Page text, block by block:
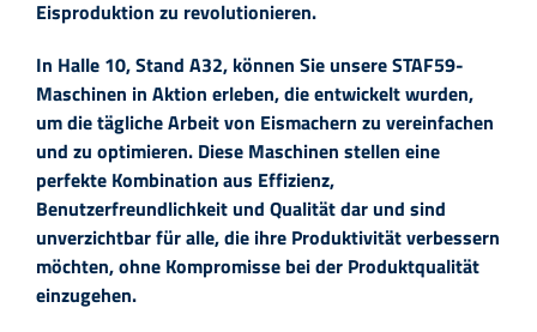
Eisproduktion zu revolutionieren.
In Halle 10, Stand A32, können Sie unsere STAF59-
Maschinen in Aktion erleben, die entwickelt wurden,
um die tägliche Arbeit von Eismachern zu vereinfachen
und zu optimieren. Diese Maschinen stellen eine
perfekte Kombination aus Effizienz,
Benutzerfreundlichkeit und Qualität dar und sind
unverzichtbar für alle, die ihre Produktivität verbessern
möchten, ohne Kompromisse bei der Produktqualität
einzugehen.